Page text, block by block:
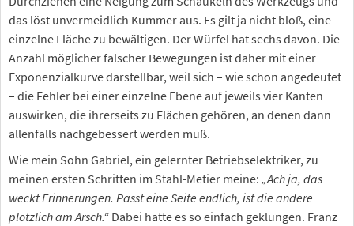
das löst unvermeidlich Kummer aus. Es gilt ja nicht bloß, eine
einzelne Fläche zu bewältigen. Der Würfel hat sechs davon. Die
Anzahl möglicher falscher Bewegungen ist daher mit einer
Exponenzialkurve darstellbar, weil sich – wie schon angedeutet
– die Fehler bei einer einzelne Ebene auf jeweils vier Kanten
auswirken, die ihrerseits zu Flächen gehören, an denen dann
allenfalls nachgebessert werden muß.
Wie mein Sohn Gabriel, ein gelernter Betriebselektriker, zu
meinen ersten Schritten im Stahl-Metier meine: „Ach ja, das
weckt Erinnerungen. Passt eine Seite endlich, ist die andere
plötzlich am Arsch.“ Dabei hatte es so einfach geklungen. Franz